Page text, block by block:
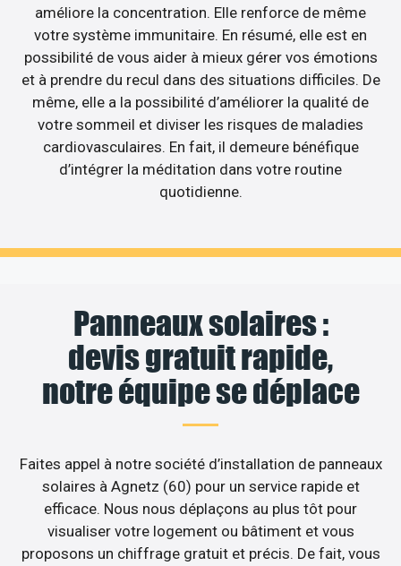
améliore la concentration. Elle renforce de même
votre système immunitaire. En résumé, elle est en
possibilité de vous aider à mieux gérer vos émotions
et à prendre du recul dans des situations difficiles. De
même, elle a la possibilité d’améliorer la qualité de
votre sommeil et diviser les risques de maladies
cardiovasculaires. En fait, il demeure bénéfique
d’intégrer la méditation dans votre routine
quotidienne.
Panneaux solaires :
devis gratuit rapide,
notre équipe se déplace
Faites appel à notre société d’installation de panneaux
solaires à Agnetz (60) pour un service rapide et
efficace. Nous nous déplaçons au plus tôt pour
visualiser votre logement ou bâtiment et vous
proposons un chiffrage gratuit et précis. De fait, vous